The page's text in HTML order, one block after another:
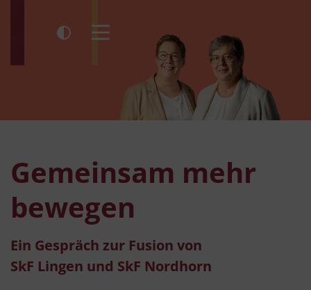
Kontrast umschalten
Menü öffnen
Gemeinsam mehr
bewegen
Ein Gespräch zur Fusion von
SkF Lingen und SkF Nordhorn